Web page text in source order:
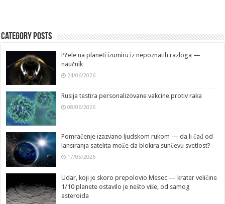
Category Posts
Pčele na planeti izumiru iz nepoznatih razloga —
naučnik
24/06/2026
Rusija testira personalizovane vakcine protiv raka
08/06/2026
Pomračenje izazvano ljudskom rukom — da li čađ od
lansiranja satelita može da blokira sunčevu svetlost?
17/05/2026
Udar, koji je skoro prepolovio Mesec — krater veličine
1/10 planete ostavilo je nešto više, od samog
asteroida